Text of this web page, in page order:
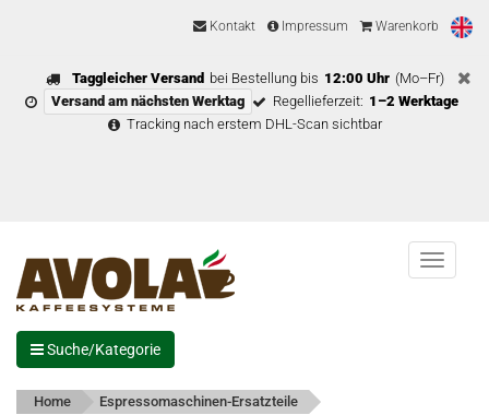
Kontakt Impressum Warenkorb
Taggleicher Versand bei Bestellung bis 12:00 Uhr (Mo–Fr)
Versand am nächsten Werktag
Regellieferzeit: 1–2 Werktage
Tracking nach erstem DHL-Scan sichtbar
Menu
Suche/Kategorie
Home Espressomaschinen-Ersatzteile